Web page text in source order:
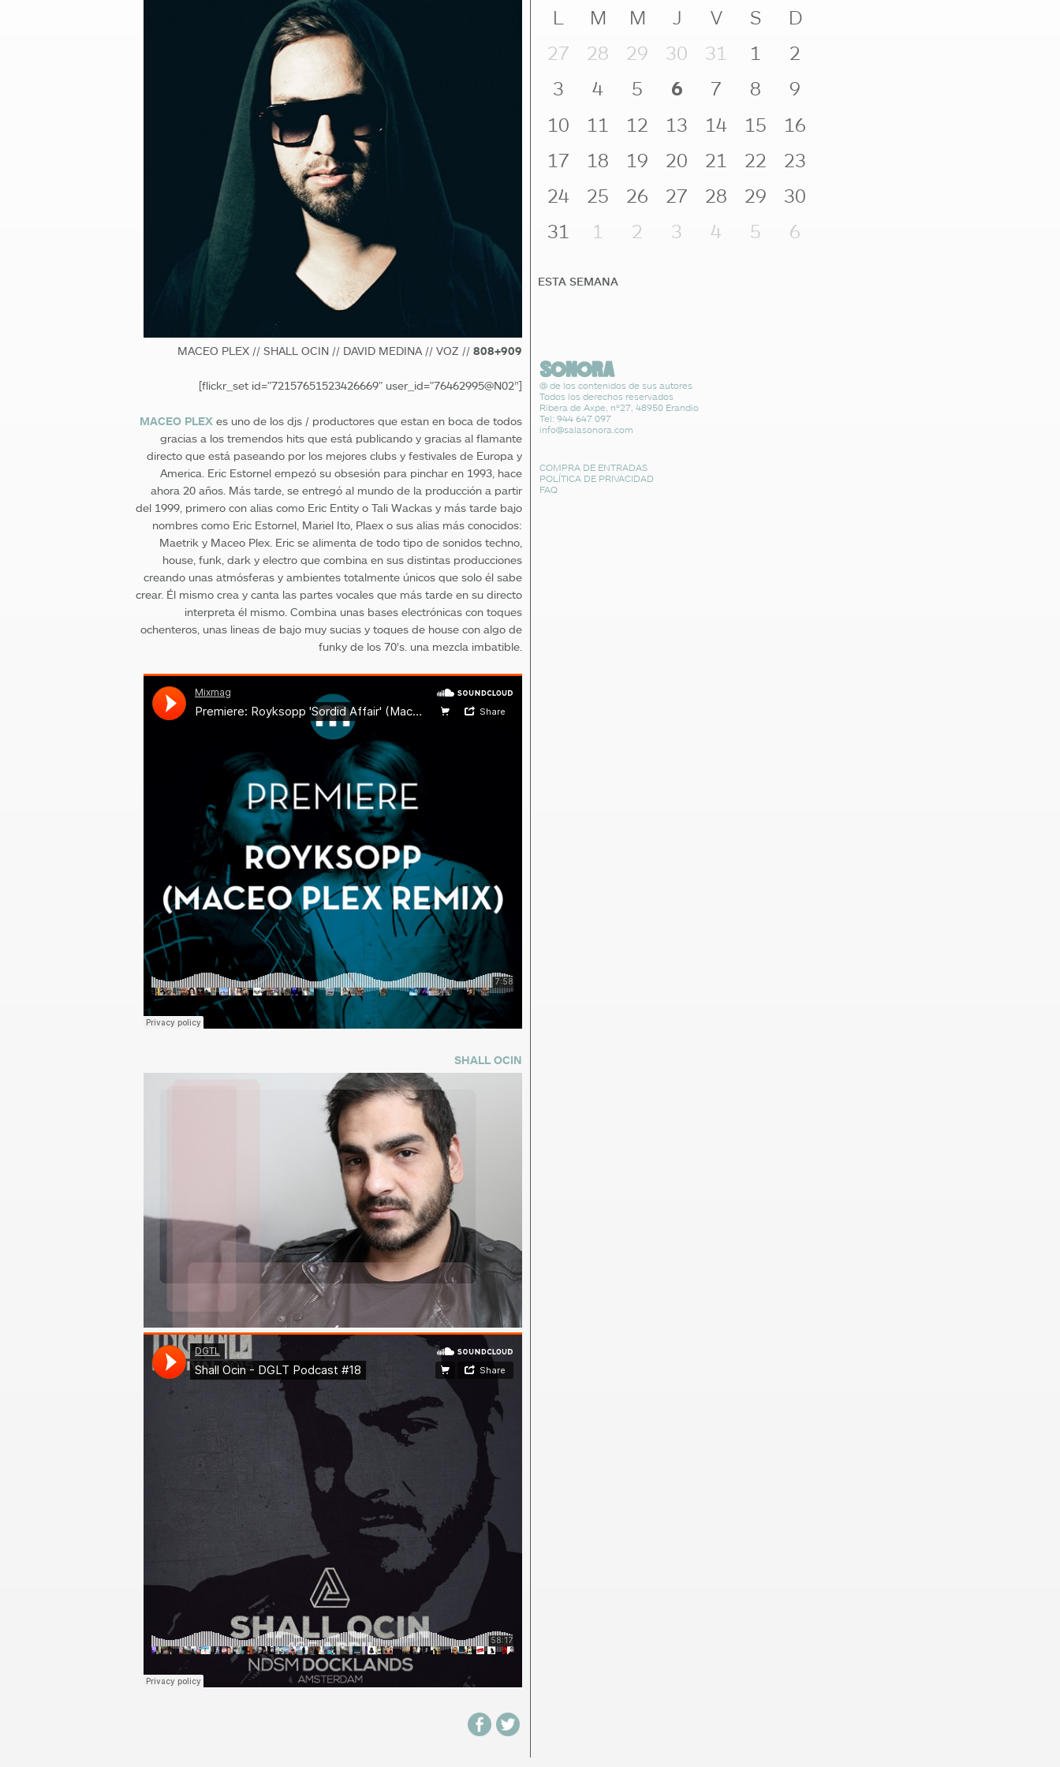
MACEO PLEX // SHALL OCIN // DAVID MEDINA // VOZ // 808+909
[flickr_set id="72157651523426669" user_id="76462995@N02”]
MACEO PLEX es uno de los djs / productores que estan en boca de todos
gracias a los tremendos hits que está publicando y gracias al flamante
directo que está paseando por los mejores clubs y festivales de Europa y
America. Eric Estornel empezó su obsesión para pinchar en 1993, hace
ahora 20 años. Más tarde, se entregó al mundo de la producción a partir
del 1999, primero con alias como Eric Entity o Tali Wackas y más tarde bajo
nombres como Eric Estornel, Mariel Ito, Plaex o sus alias más conocidos:
Maetrik y Maceo Plex. Eric se alimenta de todo tipo de sonidos techno,
house, funk, dark y electro que combina en sus distintas producciones
creando unas atmósferas y ambientes totalmente únicos que solo él sabe
crear. Él mismo crea y canta las partes vocales que más tarde en su directo
interpreta él mismo. Combina unas bases electrónicas con toques
ochenteros, unas lineas de bajo muy sucias y toques de house con algo de
funky de los 70′s. una mezcla imbatible.
SHALL OCIN
L M M J V S
D
27
28 29 30 31 1
2
3
4 5 6 7 8
9
10
11 12 13 14 15
16
17
18 19 20 21 22
23
24
25 26 27 28 29
30
31
1 2 3 4 5 6
ESTA SEMANA
@ de los contenidos de sus autores
Todos los derechos reservados
Ribera de Axpe, nº27, 48950 Erandio
Tel: 944 647 097
info@salasonora.com
COMPRA DE ENTRADAS
POLÍTICA DE PRIVACIDAD
FAQ